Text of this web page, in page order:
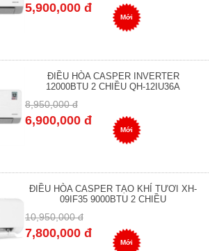
5,900,000 đ
Mới
ĐIỀU HÒA CASPER INVERTER
12000BTU 2 CHIỀU QH-12IU36A
8,950,000 đ
6,900,000 đ
Mới
ĐIỀU HÒA CASPER TẠO KHÍ TƯƠI XH-
09IF35 9000BTU 2 CHIỀU
10,950,000 đ
7,800,000 đ
Mới